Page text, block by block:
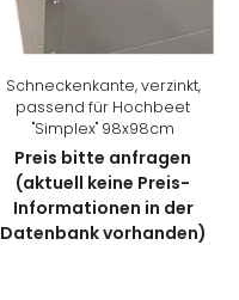
Schneckenkante, verzinkt,
passend für Hochbeet
"Simplex" 98x98cm
Preis bitte anfragen
(aktuell keine Preis-
Informationen in der
Datenbank vorhanden)